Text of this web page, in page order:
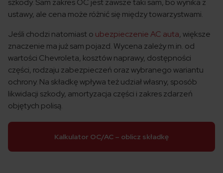
szkody. Sam zakres OC jest zawsze taki sam, bo wynika z
ustawy, ale cena może różnić się między towarzystwami.
Jeśli chodzi natomiast o ubezpieczenie AC auta, większe
znaczenie ma już sam pojazd. Wycena zależy m.in. od
wartości Chevroleta, kosztów naprawy, dostępności
części, rodzaju zabezpieczeń oraz wybranego wariantu
ochrony. Na składkę wpływa też udział własny, sposób
likwidacji szkody, amortyzacja części i zakres zdarzeń
objętych polisą.
Kalkulator OC/AC – oblicz składkę